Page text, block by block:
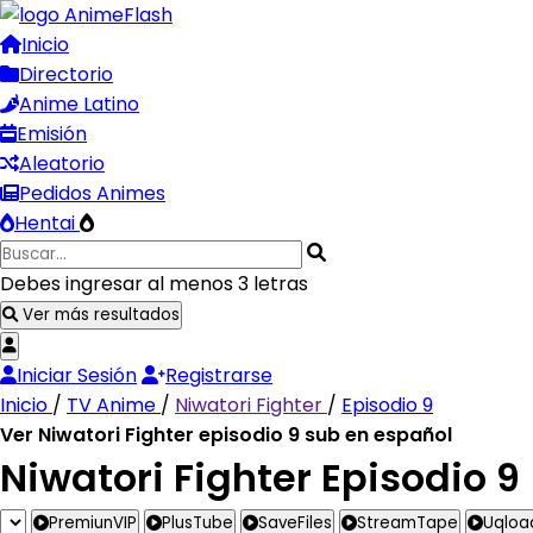
Inicio
Directorio
Anime Latino
Emisión
Aleatorio
Pedidos Animes
Hentai
Debes ingresar al menos 3 letras
Ver más resultados
Iniciar Sesión
Registrarse
Inicio / TV Anime / Niwatori Fighter / Episodio 9
Ver Niwatori Fighter episodio 9 sub en español
Niwatori Fighter Episodio 9
PremiunVIP PlusTube SaveFiles StreamTape